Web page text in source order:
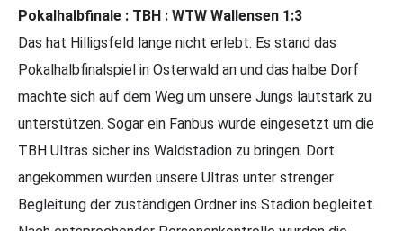
Pokalhalbfinale : TBH : WTW Wallensen 1:3
Das hat Hilligsfeld lange nicht erlebt. Es stand das
Pokalhalbfinalspiel in Osterwald an und das halbe Dorf
machte sich auf dem Weg um unsere Jungs lautstark zu
unterstützen. Sogar ein Fanbus wurde eingesetzt um die
TBH Ultras sicher ins Waldstadion zu bringen. Dort
angekommen wurden unsere Ultras unter strenger
Begleitung der zuständigen Ordner ins Stadion begleitet.